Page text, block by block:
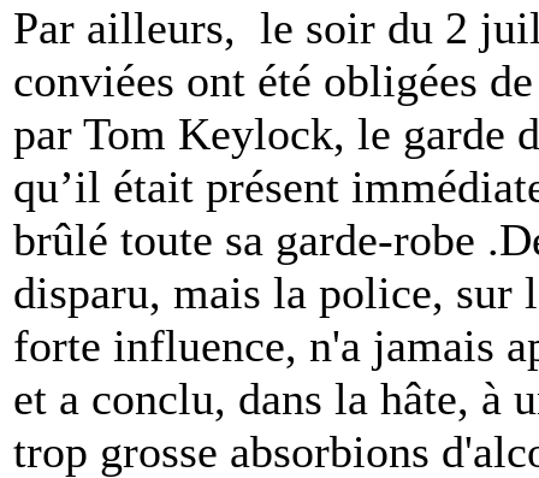
Par ailleurs, le soir du 2
conviées ont été obligées
par Tom Keylock, le garde
qu’il était présent
brûlé toute sa garde-robe
disparu, mais la police, sur
forte influence, n'a jamais
et a conclu, dans la hâte, à
trop grosse absorbions